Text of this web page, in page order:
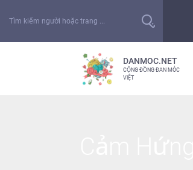
DANMOC.NET
CỘNG ĐỒNG ĐAN MÓC
VIỆT